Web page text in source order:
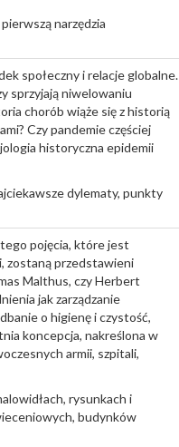
narzędzia
społeczny i relacje globalne.
sprzyjają niwelowaniu
chorób wiąże się z historią
Czy pandemie częściej
historyczna epidemii
dylematy, punkty
pojęcia, które jest
zostaną przedstawieni
Malthus, czy Herbert
jak zarządzanie
o higienę i czystość,
koncepcja, nakreślona w
armii, szpitali,
rysunkach i
budynków